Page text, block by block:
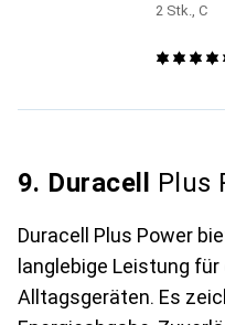
2 Stk., C
9. Duracell Plus
Duracell Plus Power
langlebige Leistung
Alltagsgeräten. Es